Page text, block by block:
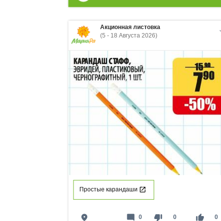
Акционная листовка
(5 - 18 Августа 2026)
Простые карандаши
place thumb_down 0 thumb_up 0
mode_comment 0